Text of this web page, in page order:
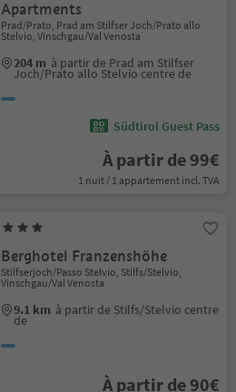
Apartments
Prad/Prato, Prad am Stilfser Joch/Prato allo
Stelvio, Vinschgau/Val Venosta
204 m à partir de Prad am Stilfser
Joch/Prato allo Stelvio centre de
Südtirol Guest Pass
À partir de 99€
1 nuit / 1 appartement incl. TVA
Berghotel Franzenshöhe
Stilfserjoch/Passo Stelvio, Stilfs/Stelvio,
Vinschgau/Val Venosta
9.1 km à partir de Stilfs/Stelvio centre
de
À partir de 90€